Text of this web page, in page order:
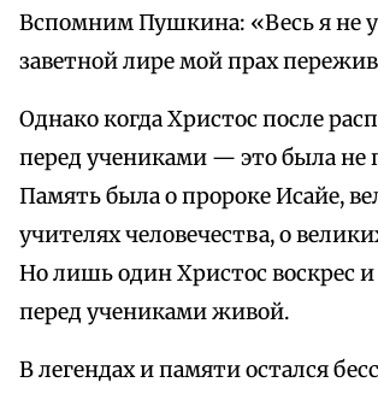
Вспомним Пушкина: «Весь я не
заветной лире мой прах
Однако когда Христос после
перед учениками — это была не
Память была о пророке Исайе,
учителях человечества, о
Но лишь один Христос воскрес и
перед учениками живой.
В легендах и памяти остался